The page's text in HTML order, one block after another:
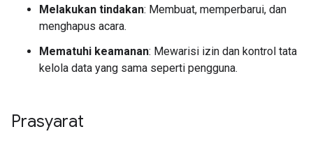
Melakukan tindakan: Membuat, memperbarui, dan
menghapus acara.
Mematuhi keamanan: Mewarisi izin dan kontrol tata
kelola data yang sama seperti pengguna.
Prasyarat